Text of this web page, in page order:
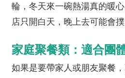
輪，冬天來一碗熱湯真的暖
店只開白天，晚上去可能會撲
家庭聚餐類：適合團
如果是要帶家人或朋友聚餐